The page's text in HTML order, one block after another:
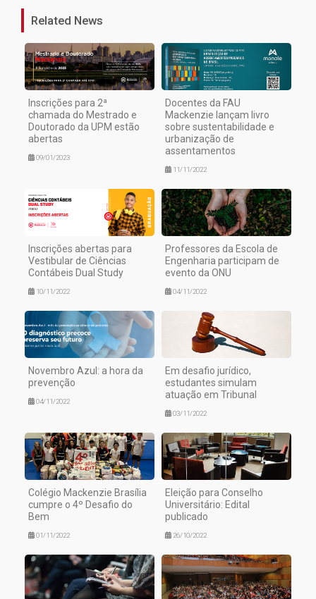
Related News
Inscrições para 2ª
chamada do Mestrado e
Doutorado da UPM estão
abertas
09/01/2023
Docentes da FAU
Mackenzie lançam livro
sobre sustentabilidade e
urbanização de
assentamentos
11/11/2022
Inscrições abertas para
Vestibular de Ciências
Contábeis Dual Study
10/11/2022
Professores da Escola de
Engenharia participam de
evento da ONU
04/11/2022
Novembro Azul: a hora da
prevenção
04/11/2022
Em desafio jurídico,
estudantes simulam
atuação em Tribunal
03/11/2022
Colégio Mackenzie Brasília
cumpre o 4º Desafio do
Bem
01/11/2022
Eleição para Conselho
Universitário: Edital
publicado
26/10/2022